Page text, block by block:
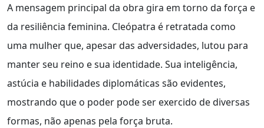
A mensagem principal da obra gira em torno da força e
da resiliência feminina. Cleópatra é retratada como
uma mulher que, apesar das adversidades, lutou para
manter seu reino e sua identidade. Sua inteligência,
astúcia e habilidades diplomáticas são evidentes,
mostrando que o poder pode ser exercido de diversas
formas, não apenas pela força bruta.